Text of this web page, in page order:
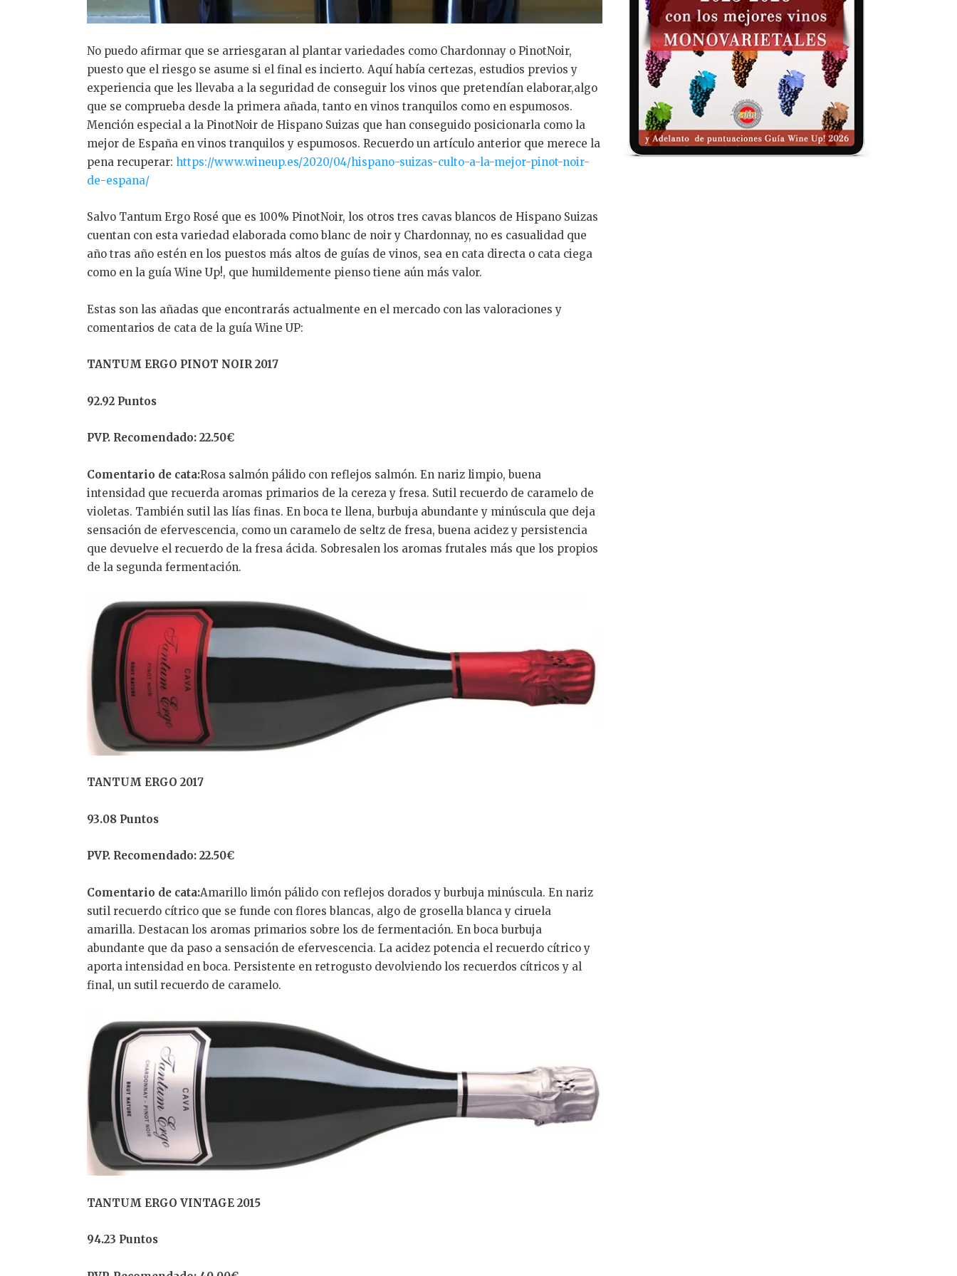
No puedo afirmar que se arriesgaran al plantar variedades como Chardonnay o PinotNoir,
puesto que el riesgo se asume si el final es incierto. Aquí había certezas, estudios previos y
experiencia que les llevaba a la seguridad de conseguir los vinos que pretendían elaborar,algo
que se comprueba desde la primera añada, tanto en vinos tranquilos como en espumosos.
Mención especial a la PinotNoir de Hispano Suizas que han conseguido posicionarla como la
mejor de España en vinos tranquilos y espumosos. Recuerdo un artículo anterior que merece la
pena recuperar: https://www.wineup.es/2020/04/hispano-suizas-culto-a-la-mejor-pinot-noir-
de-espana/
Salvo Tantum Ergo Rosé que es 100% PinotNoir, los otros tres cavas blancos de Hispano Suizas
cuentan con esta variedad elaborada como blanc de noir y Chardonnay, no es casualidad que
año tras año estén en los puestos más altos de guías de vinos, sea en cata directa o cata ciega
como en la guía Wine Up!, que humildemente pienso tiene aún más valor.
Estas son las añadas que encontrarás actualmente en el mercado con las valoraciones y
comentarios de cata de la guía Wine UP:
TANTUM ERGO PINOT NOIR 2017
92.92 Puntos
PVP. Recomendado: 22.50€
Comentario de cata:Rosa salmón pálido con reflejos salmón. En nariz limpio, buena
intensidad que recuerda aromas primarios de la cereza y fresa. Sutil recuerdo de caramelo de
violetas. También sutil las lías finas. En boca te llena, burbuja abundante y minúscula que deja
sensación de efervescencia, como un caramelo de seltz de fresa, buena acidez y persistencia
que devuelve el recuerdo de la fresa ácida. Sobresalen los aromas frutales más que los propios
de la segunda fermentación.
TANTUM ERGO 2017
93.08 Puntos
PVP. Recomendado: 22.50€
Comentario de cata:Amarillo limón pálido con reflejos dorados y burbuja minúscula. En nariz
sutil recuerdo cítrico que se funde con flores blancas, algo de grosella blanca y ciruela
amarilla. Destacan los aromas primarios sobre los de fermentación. En boca burbuja
abundante que da paso a sensación de efervescencia. La acidez potencia el recuerdo cítrico y
aporta intensidad en boca. Persistente en retrogusto devolviendo los recuerdos cítricos y al
final, un sutil recuerdo de caramelo.
TANTUM ERGO VINTAGE 2015
94.23 Puntos